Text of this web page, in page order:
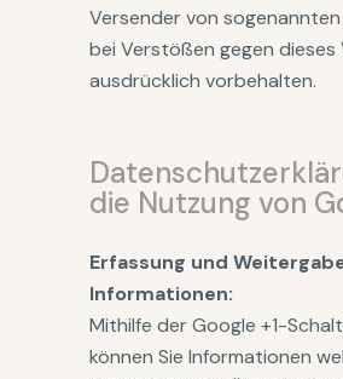
Versender von
bei Verstößen gegen
ausdrücklich vorbehalten.
die Nutzung von
Erfassung und
Informationen:
Mithilfe der Google +1-
können Sie Informationen